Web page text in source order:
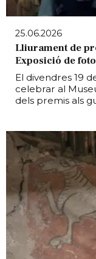
25.06.2026
Lliurament de
Exposició de
El divendres 19
celebrar al
dels premis als